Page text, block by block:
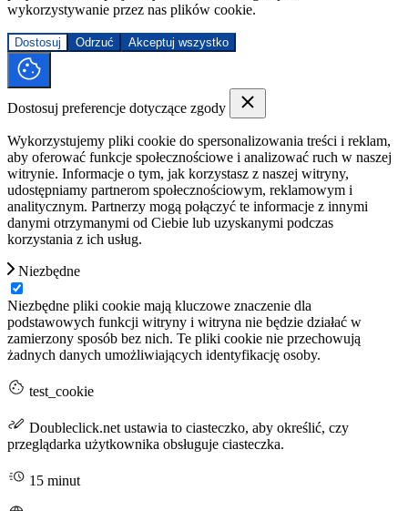
wykorzystywanie przez nas plików cookie.
Dostosuj Odrzuć Akceptuj wszystko
Dostosuj preferencje dotyczące zgody
Wykorzystujemy pliki cookie do spersonalizowania treści i reklam,
aby oferować funkcje społecznościowe i analizować ruch w naszej
witrynie. Informacje o tym, jak korzystasz z naszej witryny,
udostępniamy partnerom społecznościowym, reklamowym i
analitycznym. Partnerzy mogą połączyć te informacje z innymi
danymi otrzymanymi od Ciebie lub uzyskanymi podczas
korzystania z ich usług.
Niezbędne
Niezbędne pliki cookie mają kluczowe znaczenie dla
podstawowych funkcji witryny i witryna nie będzie działać w
zamierzony sposób bez nich. Te pliki cookie nie przechowują
żadnych danych umożliwiających identyfikację osoby.
test_cookie
Doubleclick.net ustawia to ciasteczko, aby określić, czy
przeglądarka użytkownika obsługuje ciasteczka.
15 minut